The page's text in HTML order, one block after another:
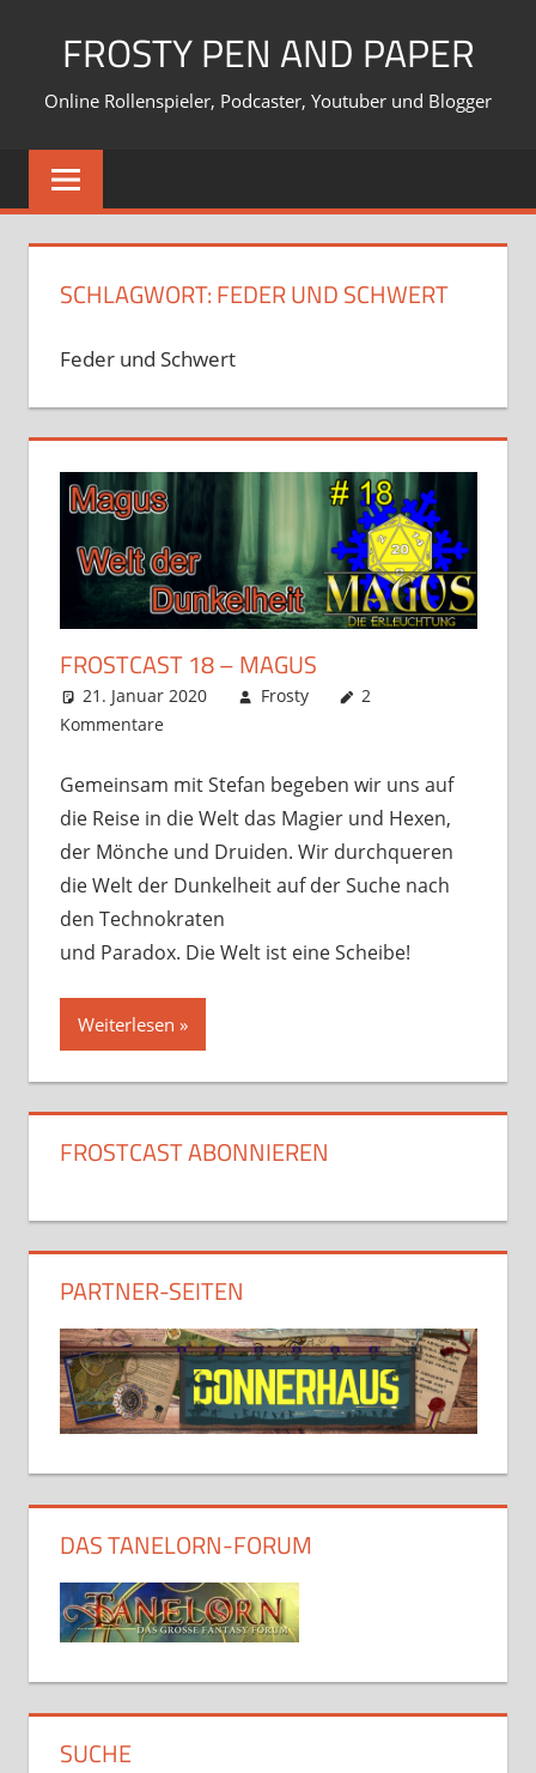
FROSTY PEN AND PAPER
Online Rollenspieler, Podcaster, Youtuber und Blogger
SCHLAGWORT:FEDER UND SCHWERT
Feder und Schwert
FROSTCAST 18 – MAGUS
21. Januar 2020 Frosty
2
Kommentare
Gemeinsam mit Stefan begeben wir uns auf
die Reise in die Welt das Magier und Hexen,
der Mönche und Druiden. Wir durchqueren
die Welt der Dunkelheit auf der Suche nach
den Technokraten
und Paradox. Die Welt ist eine Scheibe!
Weiterlesen
FROSTCAST ABONNIEREN
PARTNER-SEITEN
DAS TANELORN-FORUM
SUCHE